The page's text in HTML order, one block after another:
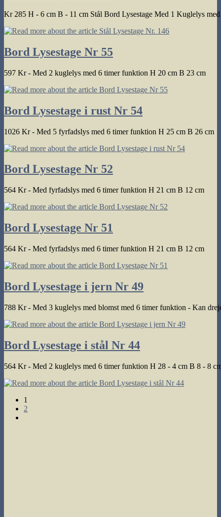
Kr 285 H - 6 cm B - 11 cm Stål Bord Lysestage Med 1 Kuglelys
Bord Lysestage Nr 55
597 Kr - Med 2 kuglelys med 6 timer funktion H 20 cm B 23 cm
Bord Lysestage i rust Nr 54
1026 Kr - Med 5 fyrfadslys med 6 timer funktion H 25 cm B 26 cm
Bord Lysestage Nr 52
564 Kr - Med fyrfadslys med 6 timer funktion H 21 cm B 12 cm
Bord Lysestage Nr 51
564 Kr - Med fyrfadslys med 6 timer funktion H 21 cm B 12 cm
Bord Lysestage i jern Nr 49
788 Kr - Med 3 kuglelys med blomst med 6 timer funktion - Kan
Bord Lysestage i stål Nr 44
564 Kr - Med 2 kuglelys med 6 timer funktion H 28 - 4 cm B 8 - 8
1
2